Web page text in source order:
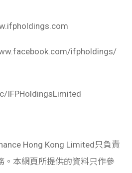
ifpholdings/
IFPHoldingsLimited
Hong Kong Limited只負責
。本網頁所提供的資料只作參